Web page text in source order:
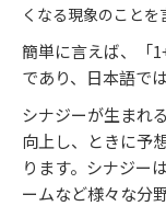
くなる現象のことを
簡単に言えば、「
であり、日本語で
シナジーが生まれ
向上し、ときに予
ります。シナジー
ームなど様々な分